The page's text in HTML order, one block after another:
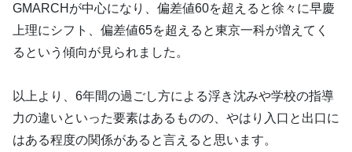
GMARCHが中心になり、偏差値60を超えると徐々に早慶
上理にシフト、偏差値65を超えると東京一科が増えてく
るという傾向が見られました。
以上より、6年間の過ごし方による浮き沈みや学校の指導
力の違いといった要素はあるものの、やはり入口と出口に
はある程度の関係があると言えると思います。